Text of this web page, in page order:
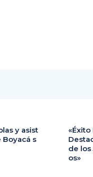
y asist
s
de
os»